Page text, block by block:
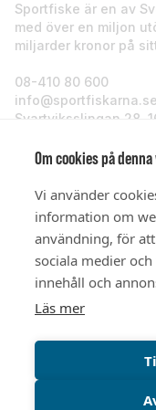
Om cookies på
Vi använder
information om
användning, för
sociala medier
innehåll och
Läs mer
Sportfiske är en av
med över en miljon
miljarder kronor på
08-410 80 600
info@sportfiskarna.se
Svartviksslingan 28,
Sportfiskarna
Om oss
Stöd oss